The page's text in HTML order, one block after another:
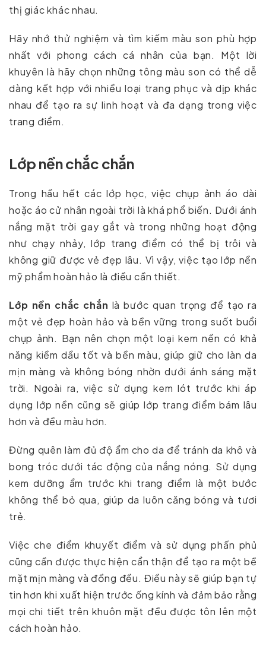
thị giác khác nhau.
Hãy nhớ thử nghiệm và tìm kiếm màu son phù hợp
nhất với phong cách cá nhân của bạn. Một lời
khuyên là hãy chọn những tông màu son có thể dễ
dàng kết hợp với nhiều loại trang phục và dịp khác
nhau để tạo ra sự linh hoạt và đa dạng trong việc
trang điểm.
Lớp nền chắc chắn
Trong hầu hết các lớp học, việc chụp ảnh áo dài
hoặc áo cử nhân ngoài trời là khá phổ biến. Dưới ánh
nắng mặt trời gay gắt và trong những hoạt động
như chạy nhảy, lớp trang điểm có thể bị trôi và
không giữ được vẻ đẹp lâu. Vì vậy, việc tạo lớp nền
mỹ phẩm hoàn hảo là điều cần thiết.
Lớp nền chắc chắn là bước quan trọng để tạo ra
một vẻ đẹp hoàn hảo và bền vững trong suốt buổi
chụp ảnh. Bạn nên chọn một loại kem nền có khả
năng kiềm dầu tốt và bền màu, giúp giữ cho làn da
mịn màng và không bóng nhờn dưới ánh sáng mặt
trời. Ngoài ra, việc sử dụng kem lót trước khi áp
dụng lớp nền cũng sẽ giúp lớp trang điểm bám lâu
hơn và đều màu hơn.
Đừng quên làm đủ độ ẩm cho da để tránh da khô và
bong tróc dưới tác động của nắng nóng. Sử dụng
kem dưỡng ẩm trước khi trang điểm là một bước
không thể bỏ qua, giúp da luôn căng bóng và tươi
trẻ.
Việc che điểm khuyết điểm và sử dụng phấn phủ
cũng cần được thực hiện cẩn thận để tạo ra một bề
mặt mịn màng và đồng đều. Điều này sẽ giúp bạn tự
tin hơn khi xuất hiện trước ống kính và đảm bảo rằng
mọi chi tiết trên khuôn mặt đều được tôn lên một
cách hoàn hảo.